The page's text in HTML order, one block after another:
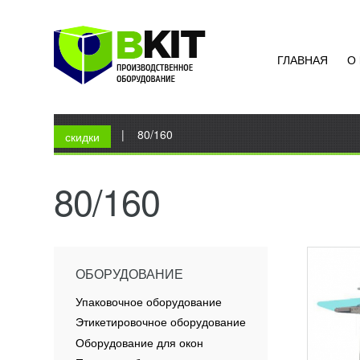
ГЛАВНАЯ О
Вы здесь
Главная | 80/160
80/160
всех
ОБОРУДОВАНИЕ
Упаковочное оборудование
Этикетировочное оборудование
Оборудование для окон
скидки